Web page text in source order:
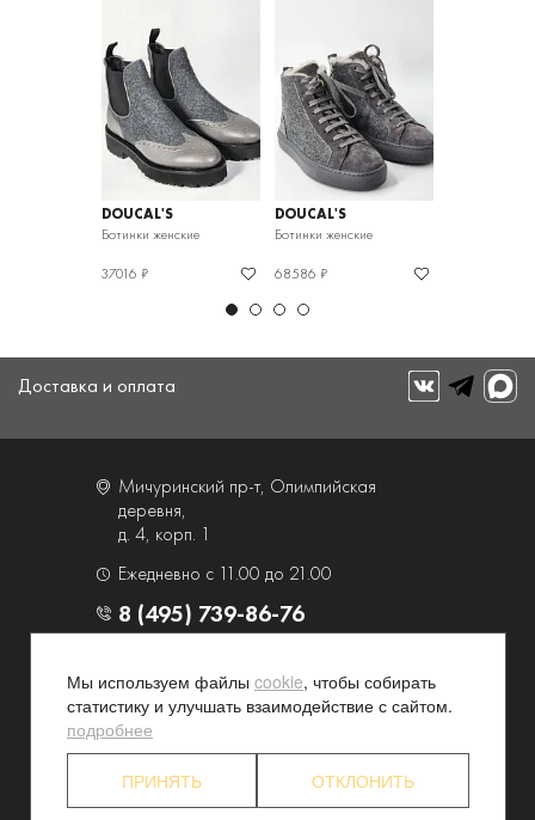
DOUCAL'S
Ботинки женские
37016 ₽
DOUCAL'S
Ботинки женские
68586 ₽
Доставка и оплата
Мичуринский пр-т, Олимпийская
деревня,
д. 4, корп. 1
Ежедневно с 11.00 до 21.00
8 (495) 739-86-76
Услуги
Контакты и схема проезда
Наши преимущества
Программа лояльности
Мы используем файлы cookie, чтобы собирать
статистику и улучшать взаимодействие с сайтом.
подробнее
ПРИНЯТЬ ОТКЛОНИТЬ